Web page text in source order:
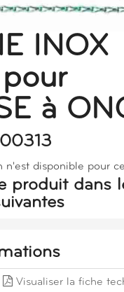
INOX
à
n'est disponible pour
produit dans
Visualiser la fiche